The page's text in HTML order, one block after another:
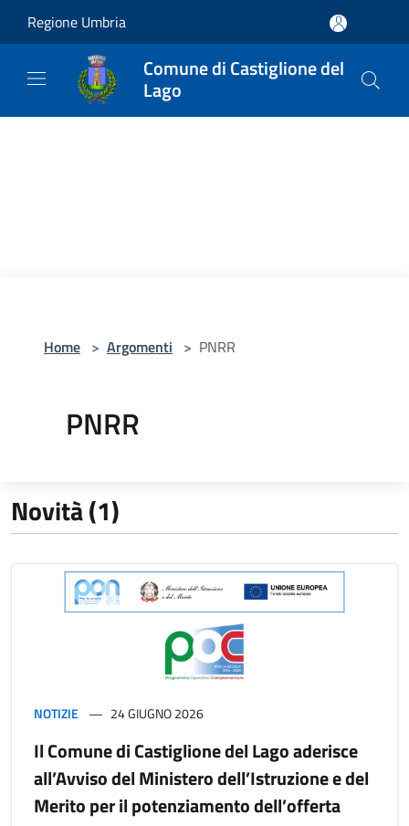
Regione Umbria
Comune di Castiglione del
Lago
Home > Argomenti > PNRR
PNRR
Novità (1)
NOTIZIE 24 GIUGNO 2026
Il Comune di Castiglione del Lago aderisce
all’Avviso del Ministero dell’Istruzione e del
Merito per il potenziamento dell’offerta